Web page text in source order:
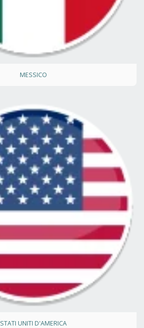
MESSICO
STATI UNITI D'AMERICA